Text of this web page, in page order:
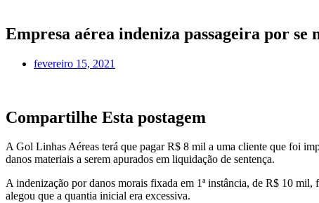
Empresa aérea indeniza passageira por se
fevereiro 15, 2021
Compartilhe Esta postagem
A Gol Linhas Aéreas terá que pagar R$ 8 mil a uma cliente que foi
danos materiais a serem apurados em liquidação de sentença.
A indenização por danos morais fixada em 1ª instância, de R$ 10
alegou que a quantia inicial era excessiva.